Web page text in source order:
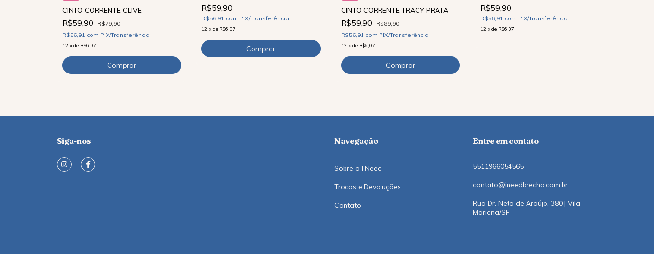
CINTO CORRENTE OLIVE
R$59,90 R$79,90
R$56,91 com PIX/Transferência
12 x de R$6,07
R$59,90
R$56,91 com PIX/Transferência
12 xde R$6,07
CINTO CORRENTE TRACY PRATA
R$59,90 R$89,90
R$56,91 com PIX/Transferência
12 x de R$6,07
R$59,90
R$56,91 com PIX/Transferência
12 x de R$6,07
Siga-nos Navegação
Sobre o I Need
Trocas e Devoluções
Contato
Entre em contato
5511966054565
contato@ineedbrecho.com.br
Rua Dr. Neto de Araújo, 380 | Vila
Mariana/SP